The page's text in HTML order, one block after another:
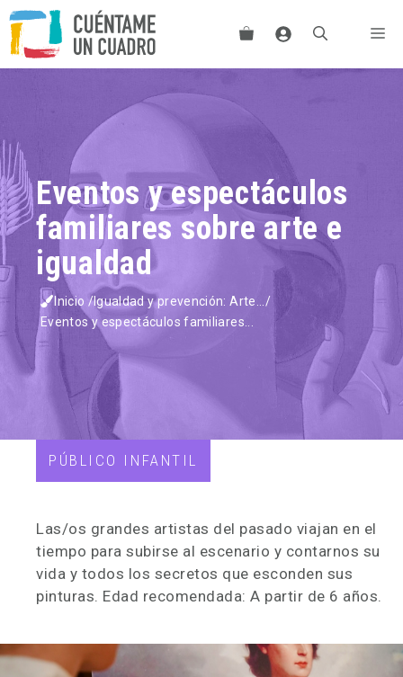
Saltar
al
contenido
Eventos y espectáculos
familiares sobre arte e
igualdad
Inicio /Igualdad y prevención: Arte... /
Eventos y espectáculos familiares...
PÚBLICO INFANTIL
Las/os grandes artistas del pasado viajan en el
tiempo para subirse al escenario y contarnos su
vida y todos los secretos que esconden sus
pinturas. Edad recomendada: A partir de 6 años.